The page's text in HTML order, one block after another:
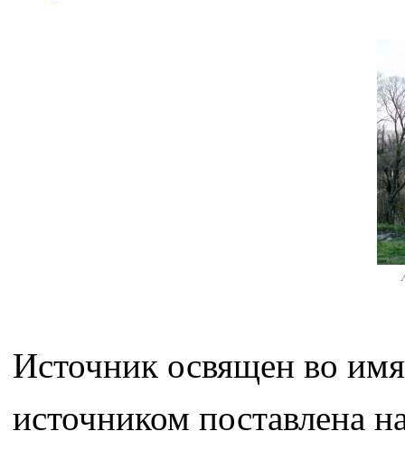
Источник освящен во
источником поставлена